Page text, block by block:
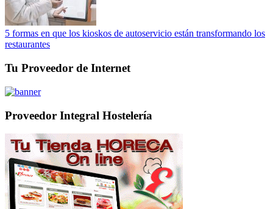
5 formas en que los kioskos de autoservicio están transformando los
restaurantes
Tu Proveedor de Internet
Proveedor Integral Hostelería